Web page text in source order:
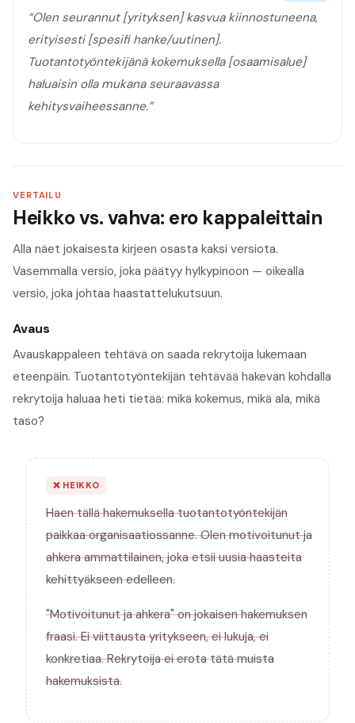
“Olen seurannut [yrityksen] kasvua kiinnostuneena,
erityisesti [spesifi hanke/uutinen].
Tuotantotyöntekijänä kokemuksella [osaamisalue]
haluaisin olla mukana seuraavassa
kehitysvaiheessanne.”
VERTAILU
Heikko vs. vahva: ero kappaleittain
Alla näet jokaisesta kirjeen osasta kaksi versiota.
Vasemmalla versio, joka päätyy hylkypinoon — oikealla
versio, joka johtaa haastattelukutsuun.
Avaus
Avauskappaleen tehtävä on saada rekrytoija lukemaan
eteenpäin. Tuotantotyöntekijän tehtävää hakevan kohdalla
rekrytoija haluaa heti tietää: mikä kokemus, mikä ala, mikä
taso?
❌HEIKKO
Haen tällä hakemuksella tuotantotyöntekijän
paikkaa organisaatiossanne. Olen motivoitunut ja
ahkera ammattilainen, joka etsii uusia haasteita
kehittyäkseen edelleen.
"Motivoitunut ja ahkera" on jokaisen hakemuksen
fraasi. Ei viittausta yritykseen, ei lukuja, ei
konkretiaa. Rekrytoija ei erota tätä muista
hakemuksista.